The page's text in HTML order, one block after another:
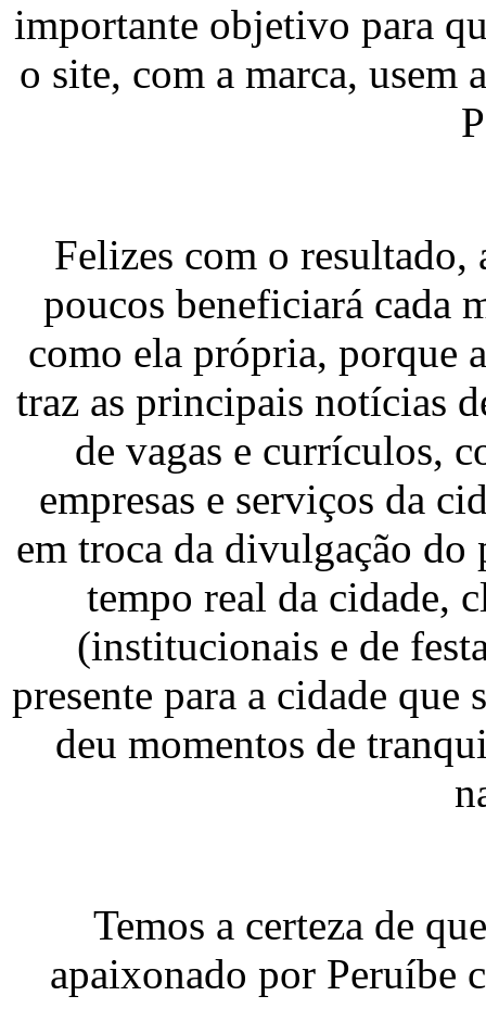
importante objetivo para
o site, com a marca, usem
Felizes com o resultado,
poucos beneficiará cada
como ela própria, porque
traz as principais notícias
de vagas e currículos,
empresas e serviços da
em troca da divulgação do
tempo real da cidade,
(institucionais e de
presente para a cidade que
deu momentos de
Temos a certeza de
apaixonado por Peruíbe